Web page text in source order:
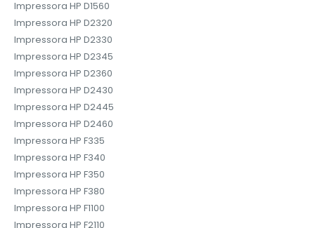
Impressora HP D1560
Impressora HP D2320
Impressora HP D2330
Impressora HP D2345
Impressora HP D2360
Impressora HP D2430
Impressora HP D2445
Impressora HP D2460
Impressora HP F335
Impressora HP F340
Impressora HP F350
Impressora HP F380
Impressora HP F1100
Impressora HP F2110